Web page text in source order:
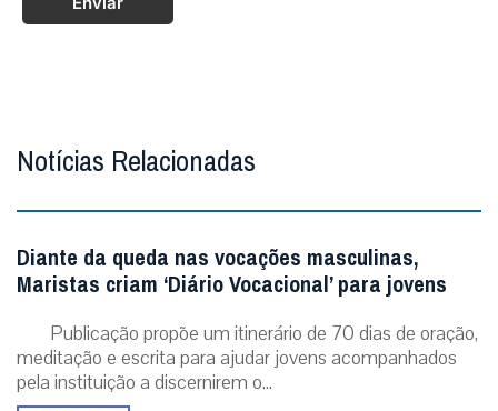
Notícias Relacionadas
Diante da queda nas vocações masculinas,
Maristas criam ‘Diário Vocacional’ para jovens
Publicação propõe um itinerário de 70 dias de oração,
meditação e escrita para ajudar jovens acompanhados
pela instituição a discernirem o...